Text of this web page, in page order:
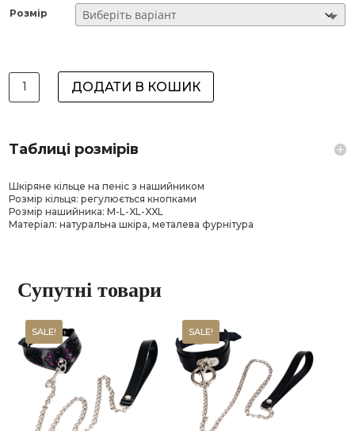
1
650 ₴.
Розмір
Шкіряне
кільце
на
нашийником
CR-
ДОДАТИ В КОШИК
Таблиці розмірів
Шкіряне кільце на пеніс з нашийником
Розмір кільця: регулюється кнопками
Розмір нашийника: M-L-XL-XXL
Матеріал: натуральна шкіра, металева фурнітура
Супутні товари
SALE! SALE!